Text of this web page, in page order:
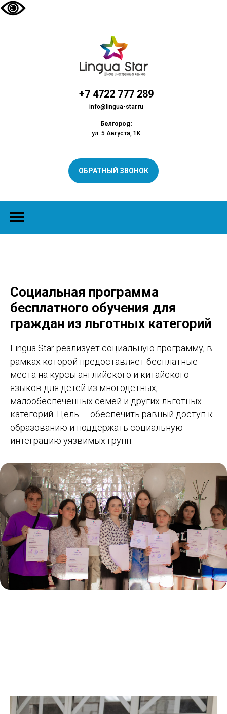
+7 4722 777 289
info@lingua-star.ru
Белгород:
ул. 5 Августа, 1К
ОБРАТНЫЙ ЗВОНОК
Социальная программа
бесплатного обучения для
граждан из льготных категорий
Lingua Star реализует социальную программу, в
рамках которой предоставляет бесплатные
места на курсы английского и китайского
языков для детей из многодетных,
малообеспеченных семей и других льготных
категорий. Цель — обеспечить равный доступ к
образованию и поддержать социальную
интеграцию уязвимых групп.